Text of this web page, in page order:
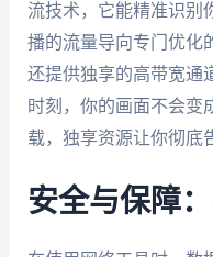
流技术，它能精准识别
播的流量导向专门优化
还提供独享的高带宽通
时刻，你的画面不会变
载，独享资源让你彻底
安全与保障